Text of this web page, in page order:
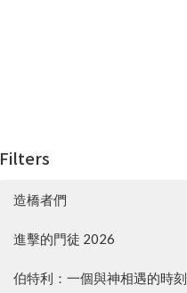
Filters
造橋者們
進擊的門徒 2026
伯特利：一個與神相遇的時刻